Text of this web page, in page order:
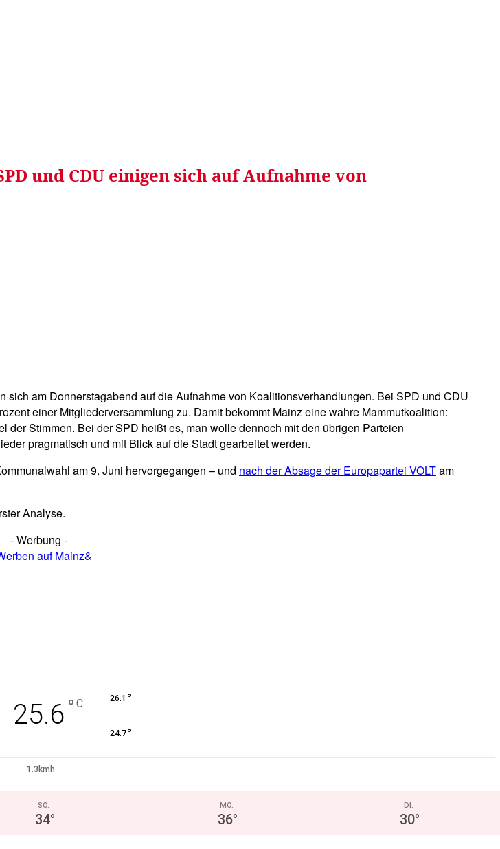
und CDU einigen sich auf Aufnahme von
am Donnerstagabend auf die Aufnahme von Koalitionsverhandlungen. Bei SPD und CDU
einer Mitgliederversammlung zu. Damit bekommt Mainz eine wahre Mammutkoalition:
Stimmen. Bei der SPD heißt es, man wolle dennoch mit den übrigen Parteien
pragmatisch und mit Blick auf die Stadt gearbeitet werden.
am 9. Juni hervorgegangen – und nach der Absage der Europapartei VOLTam
Analyse.
- Werbung -
25.6 ° C 26.1 °
24.7°
1.3kmh
SO.
34°
MO.
36°
DI.
30°